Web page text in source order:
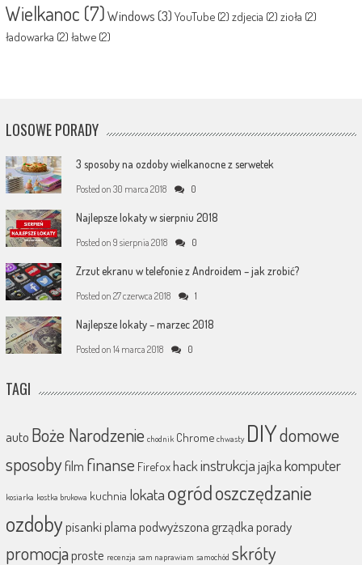
Wielkanoc (7)Windows(3) YouTube(2) zdjecia (2) zioła (2)
ładowarka (2) łatwe(2)
LOSOWE PORADY
3 sposoby na ozdoby wielkanocne z serwetek
Posted on 30 marca 2018 0
Najlepsze lokaty w sierpniu 2018
Posted on 9 sierpnia 2018 0
Zrzut ekranu w telefonie z Androidem – jak zrobić?
Posted on 27 czerwca 2018 1
Najlepsze lokaty – marzec 2018
Posted on 14 marca 2018 0
TAGI
auto Boże Narodzenie chodnik Chrome chwasty DIYdomowe
sposobyfilm finanse Firefoxhackinstrukcjajajkakomputer
kosiarka kostka brukowa kuchnia lokata ogródoszczędzanie
ozdobypisankiplamapodwyższona grządkaporady
promocjaproste recenzja sam naprawiam samochód skróty